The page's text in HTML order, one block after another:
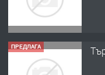
ПРЕДЛАГА